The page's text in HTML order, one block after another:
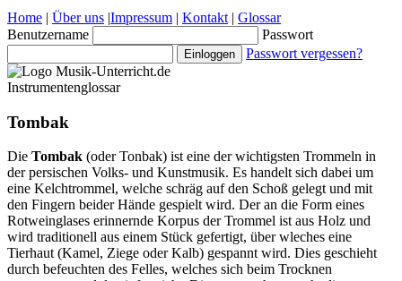
Home | Über uns |Impressum | Kontakt | Glossar
Benutzername
Passwort
Passwort vergessen?
Instrumentenglossar
Tombak
Die Tombak (oder Tonbak) ist eine der wichtigsten Trommeln in
der persischen Volks- und Kunstmusik. Es handelt sich dabei um
eine Kelchtrommel, welche schräg auf den Schoß gelegt und mit
den Fingern beider Hände gespielt wird. Der an die Form eines
Rotweinglases erinnernde Korpus der Trommel ist aus Holz und
wird traditionell aus einem Stück gefertigt, über wleches eine
Tierhaut (Kamel, Ziege oder Kalb) gespannt wird. Dies geschieht
durch befeuchten des Felles, welches sich beim Trocknen